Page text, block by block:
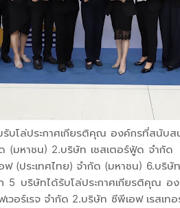
บโล่ประกาศเกียรติคุณ องค์กรที่สนับ
(มหาชน) 2.บริษัท เชสเตอร์ฟู้ด จำ
(ประเทศไทย) จำกัด (มหาชน) 6.บริ
5 บริษัทได้รับโล่ประกาศเกียรติคุณ
วอร์เรจ จำกัด 2.บริษัท ซีพีเอฟ เรสเ